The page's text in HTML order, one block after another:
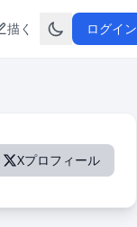
描く ログイン
Xプロフィール